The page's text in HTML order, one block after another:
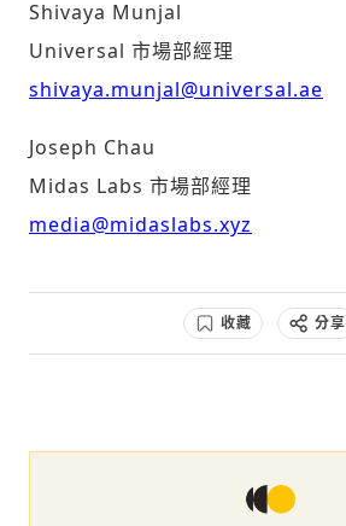
Shivaya Munjal
Universal 市場部經理
shivaya.munjal@universal.ae
Joseph Chau
Midas Labs 市場部經理
media@midaslabs.xyz
收藏 分享